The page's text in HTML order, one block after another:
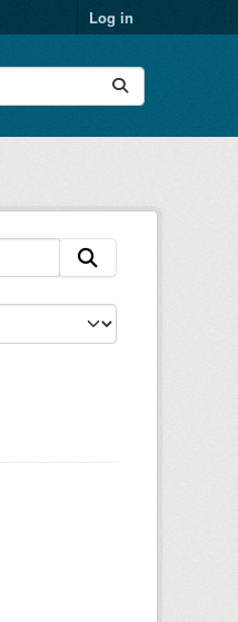
Log in